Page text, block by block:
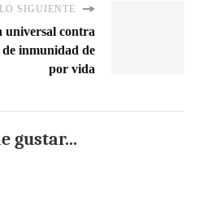
SIGUIENTE
universal contra
inmunidad de
por vida
gustar...